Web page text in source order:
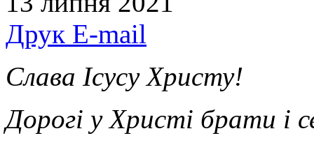
Друк E-mail
Слава Ісусу Христу!
Дорогі у Христі брати і